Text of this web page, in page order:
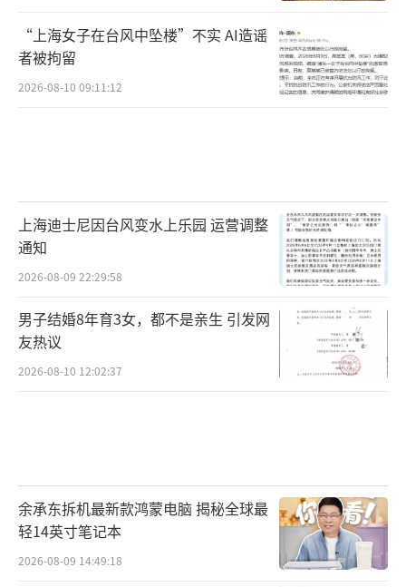
“上海女子在台风中坠楼”不实 AI造谣
者被拘留
2026-08-10 09:11:12
上海迪士尼因台风变水上乐园 运营调整
通知
2026-08-09 22:29:58
男子结婚8年育3女，都不是亲生 引发网
友热议
2026-08-10 12:02:37
余承东拆机最新款鸿蒙电脑 揭秘全球最
轻14英寸笔记本
2026-08-09 14:49:18